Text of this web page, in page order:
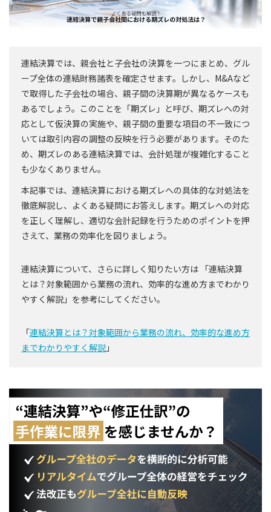
連結決算では、親会社と子会社の決算を一つにまとめ、グル
ープ全体の連結財務諸表を確定させます。しかし、M&Aなど
で取得した子会社の場合、親子間の決算期が異なるケースも
あるでしょう。このことを「期ズレ」と呼び、期ズレへの対
応として仮決算の実施や、親子間の重要な項目の不一致につ
いては取引内容の調整の反映を行う必要があります。そのた
め、期ズレのある連結決算では、会計処理が複雑化すること
も少なくありません。
本記事では、連結決算における期ズレへの具体的な対処法を
徹底解説し、よくある疑問にお答えします。期ズレへの対応
を正しく理解し、適切な会計記録を行うためのポイントを押
さえて、業務の効率化を図りましょう。
連結決算について、さらに詳しく知りたい方は 「連結決算
とは？対象範囲から業務の流れ、効率的な進め方までわかり
やすく解説」を参考にしてください。
「連結決算とは？対象範囲から業務の流れ、効率的な進め方
までわかりやすく解説 」